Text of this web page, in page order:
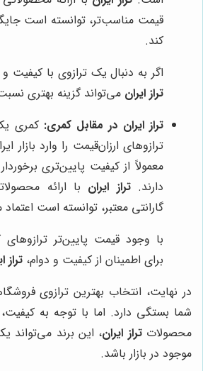
قیمت مناسب‌تر، توانسته است
کند.
اگر به دنبال یک ترازوی با
تراز ایران می‌تواند گزینه بهتری
تراز ایران در مقابل کمری: کمری
ترازوهای ارزان‌قیمت را وارد بازار
معمولاً از کیفیت پایین‌تری
دارند.تراز ایران با ارائه
گارانتی معتبر، توانسته است
با وجود قیمت پایین‌تر
برای اطمینان از کیفیت و دوام، تراز
در نهایت، انتخاب بهترین ترازوی
شما بستگی دارد. اما با توجه به
محصولاتتراز ایران، این برند می‌تواند
موجود در بازار باشد.